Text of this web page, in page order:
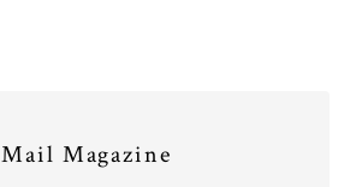
Mail Magazine